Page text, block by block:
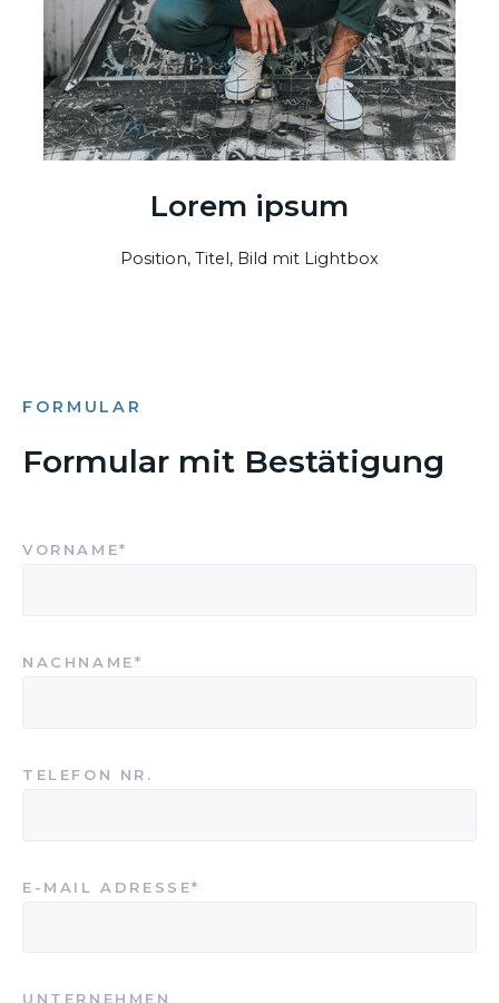
Lorem ipsum
Position, Titel, Bild mit Lightbox
FORMULAR
Formular mit Bestätigung
PFLICHTFELD
VORNAME*
PFLICHTFELD
NACHNAME*
TELEFON NR.
PFLICHTFELD
E-MAIL ADRESSE*
UNTERNEHMEN